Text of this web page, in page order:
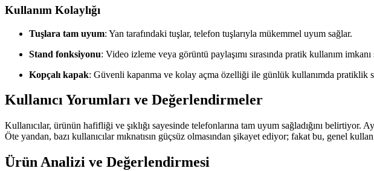
Kullanım Kolaylığı
Tuşlara tam uyum: Yan tarafındaki tuşlar, telefon tuşlarıyla mükemmel uyum sağlar.
Stand fonksiyonu: Video izleme veya görüntü paylaşımı sırasında pratik kullanım imkanı
Kopçalı kapak: Güvenli kapanma ve kolay açma özelliği ile günlük kullanımda pratiklik
Kullanıcı Yorumları ve Değerlendirmeler
Kullanıcılar, ürünün hafifliği ve şıklığı sayesinde telefonlarına tam uyum sağladığını belirtiyor.
Öte yandan, bazı kullanıcılar mıknatısın güçsüz olmasından şikayet ediyor; fakat bu, genel
Ürün Analizi ve Değerlendirmesi